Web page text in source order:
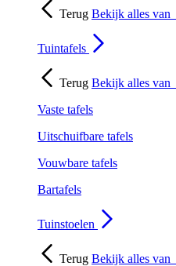
Terug Bekijk alles van
Tuintafels
Terug Bekijk alles van
Vaste tafels
Uitschuifbare tafels
Vouwbare tafels
Bartafels
Tuinstoelen
Terug Bekijk alles van